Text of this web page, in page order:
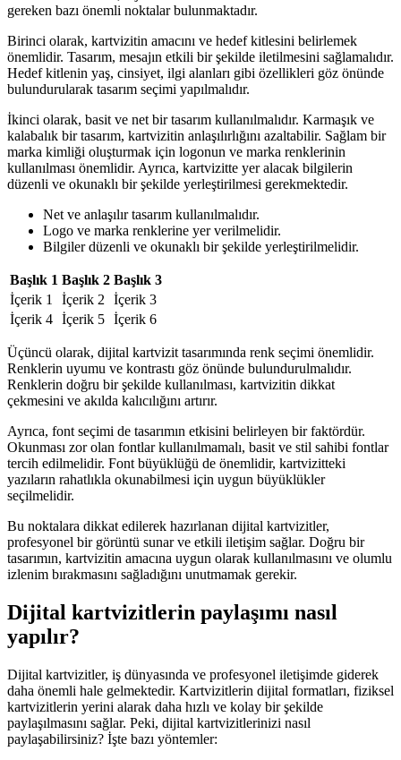
gereken bazı önemli noktalar bulunmaktadır.
Birinci olarak, kartvizitin amacını ve hedef kitlesini belirlemek
önemlidir. Tasarım, mesajın etkili bir şekilde iletilmesini sağlamalıdır.
Hedef kitlenin yaş, cinsiyet, ilgi alanları gibi özellikleri göz önünde
bulundurularak tasarım seçimi yapılmalıdır.
İkinci olarak, basit ve net bir tasarım kullanılmalıdır. Karmaşık ve
kalabalık bir tasarım, kartvizitin anlaşılırlığını azaltabilir. Sağlam bir
marka kimliği oluşturmak için logonun ve marka renklerinin
kullanılması önemlidir. Ayrıca, kartvizitte yer alacak bilgilerin
düzenli ve okunaklı bir şekilde yerleştirilmesi gerekmektedir.
Net ve anlaşılır tasarım kullanılmalıdır.
Logo ve marka renklerine yer verilmelidir.
Bilgiler düzenli ve okunaklı bir şekilde yerleştirilmelidir.
Başlık 1 Başlık 2 Başlık 3
İçerik 1
İçerik 2
İçerik 3
İçerik 4 İçerik 5 İçerik 6
Üçüncü olarak, dijital kartvizit tasarımında renk seçimi önemlidir.
Renklerin uyumu ve kontrastı göz önünde bulundurulmalıdır.
Renklerin doğru bir şekilde kullanılması, kartvizitin dikkat
çekmesini ve akılda kalıcılığını artırır.
Ayrıca, font seçimi de tasarımın etkisini belirleyen bir faktördür.
Okunması zor olan fontlar kullanılmamalı, basit ve stil sahibi fontlar
tercih edilmelidir. Font büyüklüğü de önemlidir, kartvizitteki
yazıların rahatlıkla okunabilmesi için uygun büyüklükler
seçilmelidir.
Bu noktalara dikkat edilerek hazırlanan dijital kartvizitler,
profesyonel bir görüntü sunar ve etkili iletişim sağlar. Doğru bir
tasarımın, kartvizitin amacına uygun olarak kullanılmasını ve olumlu
izlenim bırakmasını sağladığını unutmamak gerekir.
Dijital kartvizitlerin paylaşımı nasıl
yapılır?
Dijital kartvizitler, iş dünyasında ve profesyonel iletişimde giderek
daha önemli hale gelmektedir. Kartvizitlerin dijital formatları, fiziksel
kartvizitlerin yerini alarak daha hızlı ve kolay bir şekilde
paylaşılmasını sağlar. Peki, dijital kartvizitlerinizi nasıl
paylaşabilirsiniz? İşte bazı yöntemler: